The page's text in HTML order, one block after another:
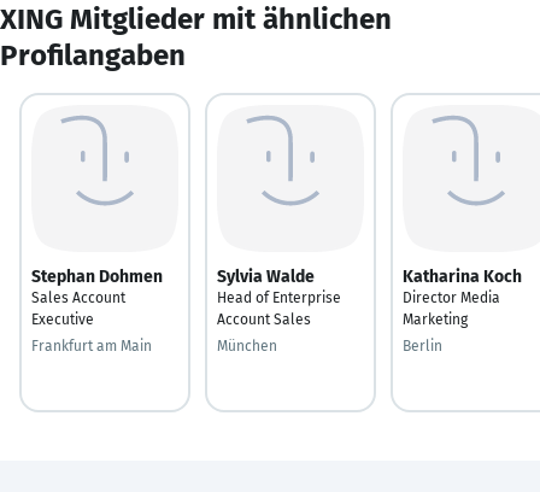
XING Mitglieder mit ähnlichen
Profilangaben
Stephan Dohmen
Sales Account
Executive
Frankfurt am Main
Sylvia Walde
Head of Enterprise
Account Sales
München
Katharina Koch
Director Media
Marketing
Berlin